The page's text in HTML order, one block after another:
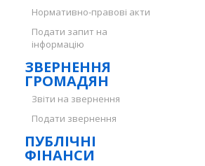
Нормативно-правові акти
Подати запит на
інформацію
ЗВЕРНЕННЯ
ГРОМАДЯН
Звіти на звернення
Подати звернення
ПУБЛІЧНІ
ФІНАНСИ